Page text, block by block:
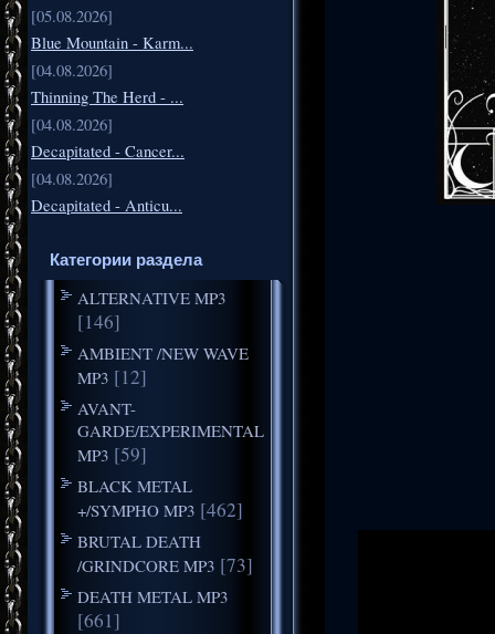
[05.08.2026]
Blue Mountain - Karm...
[04.08.2026]
Thinning The Herd - ...
[04.08.2026]
Decapitated - Cancer...
[04.08.2026]
Decapitated - Anticu...
Категории раздела
ALTERNATIVE MP3
[146]
AMBIENT /NEW WAVE
MP3 [12]
AVANT-
GARDE/EXPERIMENTAL
MP3 [59]
BLACK METAL
+/SYMPHO MP3 [462]
BRUTAL DEATH
/GRINDCORE MP3 [73]
DEATH METAL MP3
[661]